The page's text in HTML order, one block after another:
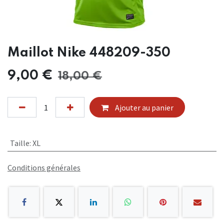
Maillot Nike 448209-350
9,00 € 18,00€
Ajouter au panier
Taille: XL
Conditions générales